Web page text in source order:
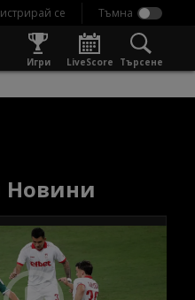
се
Игри LiveScore Търсене